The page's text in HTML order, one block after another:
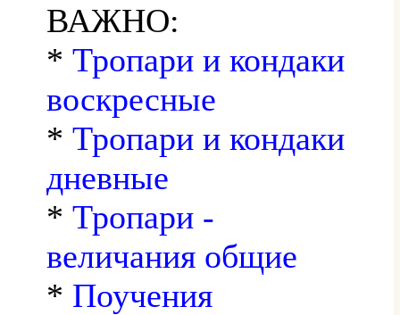
ВАЖНО:
* Тропари и кондаки
воскресные
* Тропари и кондаки
дневные
* Тропари -
величания общие
* Поучения